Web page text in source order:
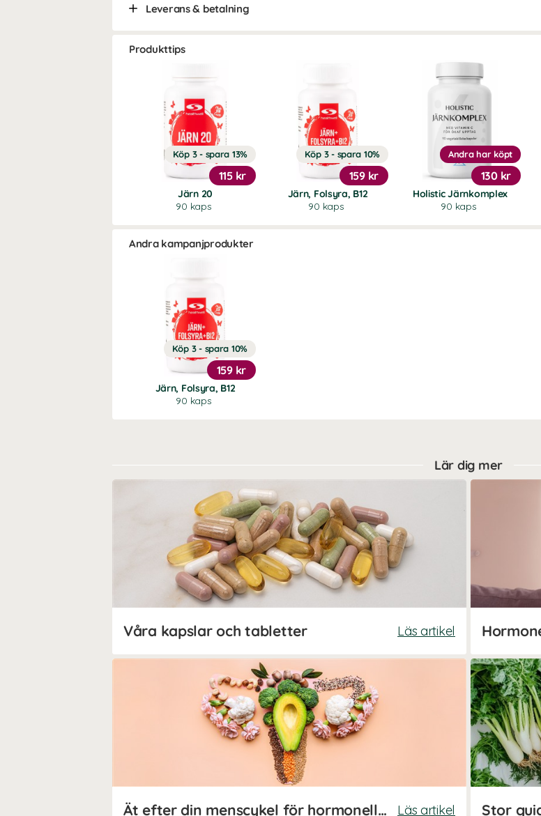
Leverans & betalning
Produkttips
Järn 20
90 kaps
Köp 3 - spara 13%
115 kr
Järn, Folsyra, B12
90 kaps
Köp 3 - spara 10%
159 kr
Holistic Järnkomplex
90 kaps
Andra har köpt
130 kr
Andra kampanjprodukter
Järn, Folsyra, B12
90 kaps
Köp 3 - spara 10%
159 kr
Lär dig mer
Våra kapslar och tabletter Läs artikel
Ät efter din menscykel för hormonell balans Läs artikel